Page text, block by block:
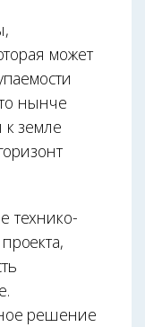
может
нынче
земле
технико-
решение